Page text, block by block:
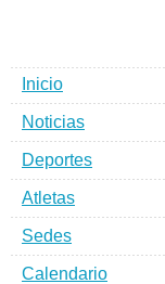
Inicio
Noticias
Deportes
Atletas
Sedes
Calendario